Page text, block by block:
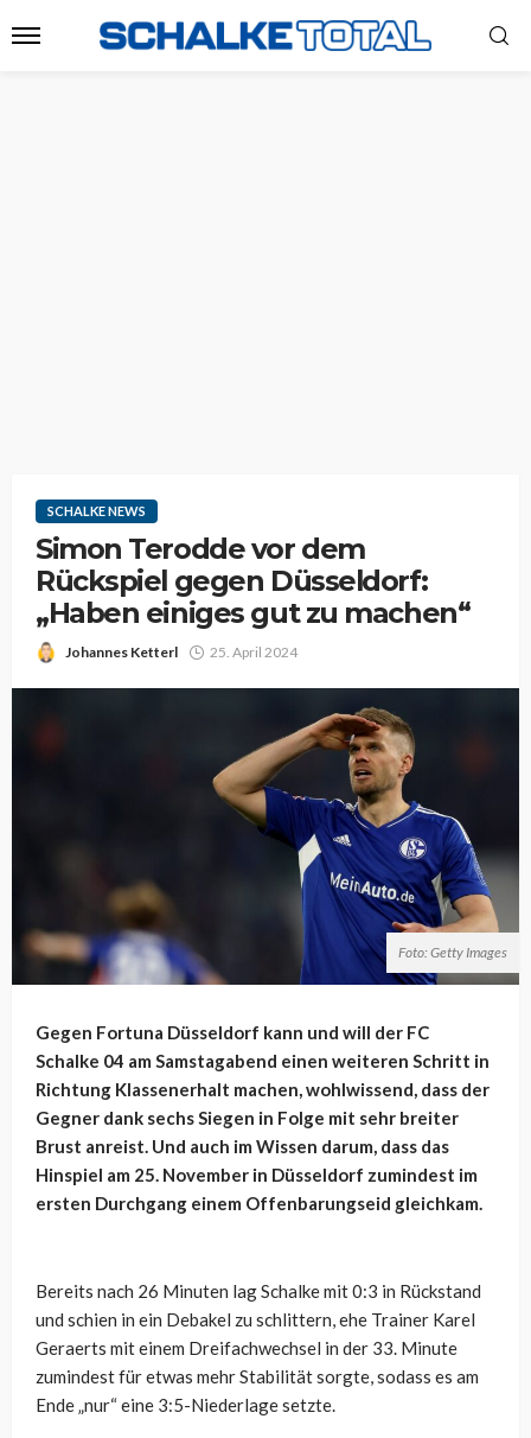
SCHALKE NEWS
Simon Terodde vor dem
Rückspiel gegen Düsseldorf:
„Haben einiges gut zu machen“
Johannes Ketterl 25. April 2024
Foto: Getty Images
Gegen Fortuna Düsseldorf kann und will der FC
Schalke 04 am Samstagabend einen weiteren Schritt in
Richtung Klassenerhalt machen, wohlwissend, dass der
Gegner dank sechs Siegen in Folge mit sehr breiter
Brust anreist. Und auch im Wissen darum, dass das
Hinspiel am 25. November in Düsseldorf zumindest im
ersten Durchgang einem Offenbarungseid gleichkam.
Bereits nach 26 Minuten lag Schalke mit 0:3 in Rückstand
und schien in ein Debakel zu schlittern, ehe Trainer Karel
Geraerts mit einem Dreifachwechsel in der 33. Minute
zumindest für etwas mehr Stabilität sorgte, sodass es am
Ende „nur“ eine 3:5-Niederlage setzte.